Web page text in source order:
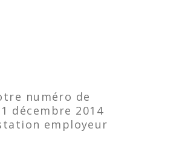
numéro de
décembre 2014
employeur